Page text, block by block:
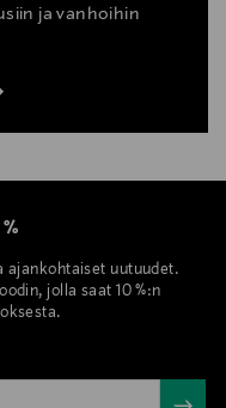
ja vanhoihin
ajankohtaiset uutuudet.
jolla saat 10 %:n